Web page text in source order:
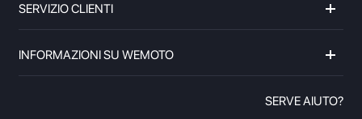
SERVIZIO CLIENTI
INFORMAZIONI SU WEMOTO
SERVE AIUTO?